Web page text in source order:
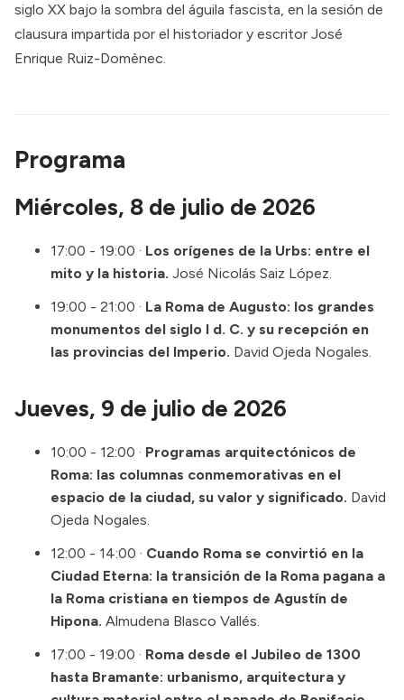
siglo XX bajo la sombra del águila fascista, en la sesión de
clausura impartida por el historiador y escritor José
Enrique Ruiz-Domènec.
Programa
Miércoles, 8 de julio de 2026
17:00 - 19:00 · Los orígenes de la Urbs: entre el
mito y la historia. José Nicolás Saiz López.
19:00 - 21:00 · La Roma de Augusto: los grandes
monumentos del siglo I d. C. y su recepción en
las provincias del Imperio. David Ojeda Nogales.
Jueves, 9 de julio de 2026
10:00 - 12:00 · Programas arquitectónicos de
Roma: las columnas conmemorativas en el
espacio de la ciudad, su valor y significado. David
Ojeda Nogales.
12:00 - 14:00 · Cuando Roma se convirtió en la
Ciudad Eterna: la transición de la Roma pagana a
la Roma cristiana en tiempos de Agustín de
Hipona. Almudena Blasco Vallés.
17:00 - 19:00 · Roma desde el Jubileo de 1300
hasta Bramante: urbanismo, arquitectura y